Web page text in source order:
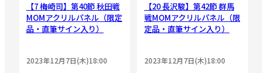
【7 梅崎司】第40節 秋田戦
MOMアクリルパネル（限定
品・直筆サイン入り）
2023年12月7日(木)18:00
【20 長沢駿】第42節 群馬
戦MOMアクリルパネル（限
定品・直筆サイン入り）
2023年12月7日(木)18:00